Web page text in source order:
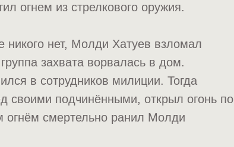
огнем из стрелкового оружия.
нет, Молди Хатуев взломал
захвата ворвалась в дом.
в сотрудников милиции. Тогда
своими подчинёнными, открыл огонь по
огнём смертельно ранил Молди